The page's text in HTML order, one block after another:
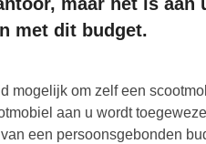
maar het is aan
met dit budget.
mogelijk om zelf een
aan u wordt
een persoonsgebonden